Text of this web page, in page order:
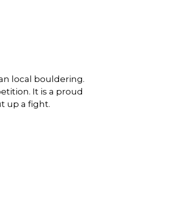
local bouldering.
It is a proud
up a fight.